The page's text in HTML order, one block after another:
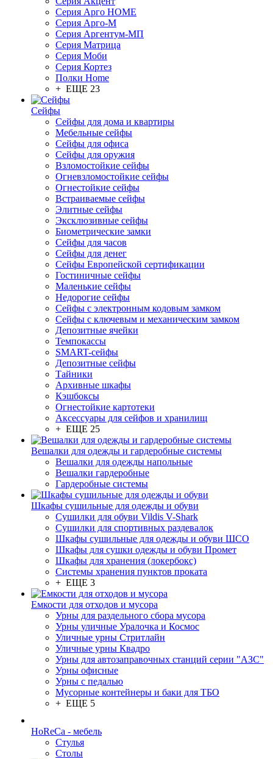
Серия Арго HOME
Серия Арго-М
Серия Аргентум-МП
Серия Матрица
Серия Моби
Серия Кортез
Полки Home
+ ЕЩЕ 23
Сейфы
Сейфы для дома и квартиры
Мебельные сейфы
Сейфы для офиса
Сейфы для оружия
Взломостойкие сейфы
Огневзломостойкие сейфы
Огнестойкие сейфы
Встраиваемые сейфы
Элитные сейфы
Эксклюзивные сейфы
Биометрические замки
Сейфы для часов
Сейфы для денег
Сейфы Европейской сертификации
Гостиничные сейфы
Маленькие сейфы
Недорогие сейфы
Сейфы с электронным кодовым замком
Сейфы с ключевым и механическим замком
Депозитные ячейки
Темпокассы
SMART-сейфы
Депозитные сейфы
Тайники
Архивные шкафы
Кэшбоксы
Огнестойкие картотеки
Аксессуары для сейфов и хранилищ
+ ЕЩЕ 25
Вешалки для одежды и гардеробные системы
Вешалки для одежды напольные
Вешалки гардеробные
Гардеробные системы
Шкафы сушильные для одежды и обуви
Сушилки для обуви Vildis V-Shark
Сушилки для спортивных раздевалок
Шкафы сушильные для одежды и обуви ШСО
Шкафы для сушки одежды и обуви Промет
Шкафы для хранения (локербокс)
Системы хранения пунктов проката
+ ЕЩЕ 3
Емкости для отходов и мусора
Урны для раздельного сбора мусора
Урны уличные Уралочка и Космос
Уличные урны Стритлайн
Уличные урны Квадро
Урны для автозаправочных станций серии "АЗС"
Урны офисные
Урны с педалью
Мусорные контейнеры и баки для ТБО
+ ЕЩЕ 5
HoReCa - мебель
Стулья
Столы